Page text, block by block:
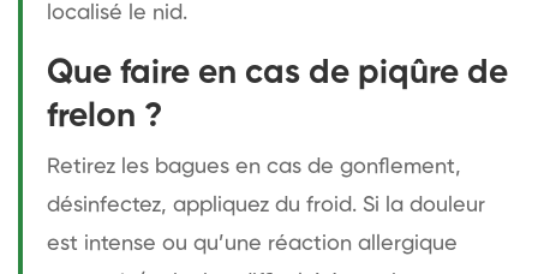
localisé le nid.
Que faire en cas de piqûre de
frelon ?
Retirez les bagues en cas de gonflement,
désinfectez, appliquez du froid. Si la douleur
est intense ou qu’une réaction allergique